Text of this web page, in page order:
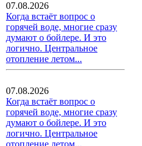
07.08.2026
Когда встаёт вопрос о
горячей воде, многие сразу
думают о бойлере. И это
логично. Центральное
отопление летом...
07.08.2026
Когда встаёт вопрос о
горячей воде, многие сразу
думают о бойлере. И это
логично. Центральное
отопление летом...